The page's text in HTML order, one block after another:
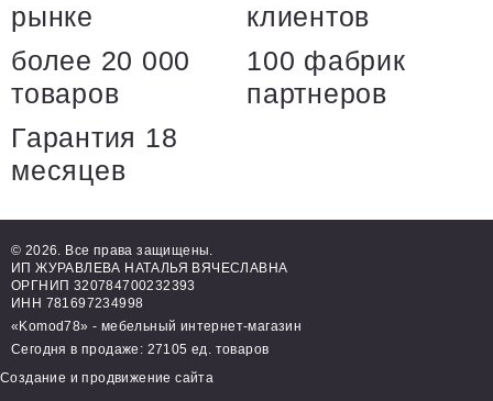
рынке
клиентов
более 20 000
товаров
100 фабрик
партнеров
Гарантия 18
месяцев
© 2026. Все права защищены.
ИП ЖУРАВЛЕВА НАТАЛЬЯ ВЯЧЕСЛАВНА
ОРГНИП 320784700232393
ИНН 781697234998
«Komod78» - мебельный интернет-магазин
Сегодня в продаже: 27105 ед. товаров
Создание и продвижение сайта